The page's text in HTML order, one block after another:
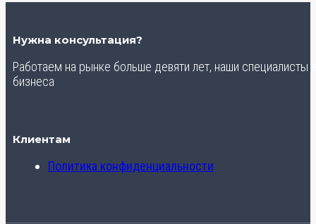
Нужна консультация?
Работаем на рынке больше девяти лет, наши
бизнеса
Клиентам
Политика конфиденциальности